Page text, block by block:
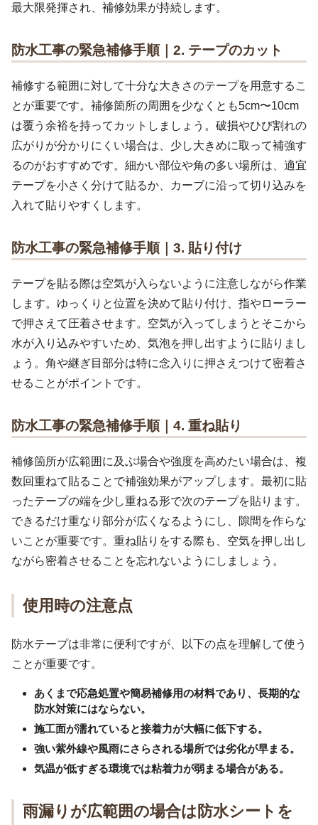
最大限発揮され、補修効果が持続します。
防水工事の緊急補修手順｜2. テープのカット
補修する範囲に対して十分な大きさのテープを用意するこ
とが重要です。補修箇所の周囲を少なくとも5cm〜10cm
は覆う余裕を持ってカットしましょう。破損やひび割れの
広がりが分かりにくい場合は、少し大きめに取って補強す
るのがおすすめです。細かい部位や角の多い場所は、適宜
テープを小さく分けて貼るか、カーブに沿って切り込みを
入れて貼りやすくします。
防水工事の緊急補修手順｜ 3. 貼り付け
テープを貼る際は空気が入らないように注意しながら作業
します。ゆっくりと位置を決めて貼り付け、指やローラー
で押さえて圧着させます。空気が入ってしまうとそこから
水が入り込みやすいため、気泡を押し出すように貼りまし
ょう。角や継ぎ目部分は特に念入りに押さえつけて密着さ
せることがポイントです。
防水工事の緊急補修手順｜4. 重ね貼り
補修箇所が広範囲に及ぶ場合や強度を高めたい場合は、複
数回重ねて貼ることで補強効果がアップします。最初に貼
ったテープの端を少し重ねる形で次のテープを貼ります。
できるだけ重なり部分が広くなるようにし、隙間を作らな
いことが重要です。重ね貼りをする際も、空気を押し出し
ながら密着させることを忘れないようにしましょう。
使用時の注意点
防水テープは非常に便利ですが、以下の点を理解して使う
ことが重要です。
あくまで応急処置や簡易補修用の材料であり、長期的な
防水対策にはならない。
施工面が濡れていると接着力が大幅に低下する。
強い紫外線や風雨にさらされる場所では劣化が早まる。
気温が低すぎる環境では粘着力が弱まる場合がある。
雨漏りが広範囲の場合は防水シートを